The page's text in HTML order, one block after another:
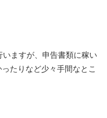
ますが、申告書類に稼い
たりなど少々手間なとこ